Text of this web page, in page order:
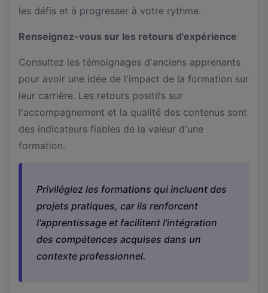
les défis et à progresser à votre rythme.
Renseignez-vous sur les retours d'expérience
Consultez les témoignages d'anciens apprenants
pour avoir une idée de l'impact de la formation sur
leur carrière. Les retours positifs sur
l'accompagnement et la qualité des contenus sont
des indicateurs fiables de la valeur d'une
formation.
Privilégiez les formations qui incluent des
projets pratiques, car ils renforcent
l'apprentissage et facilitent l'intégration
des compétences acquises dans un
contexte professionnel.